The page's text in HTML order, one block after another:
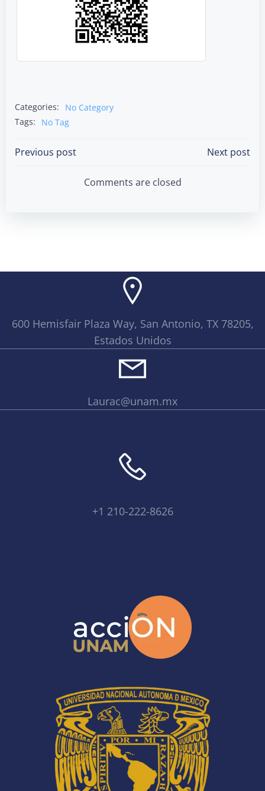
Categories:
No Category
Tags:
No Tag
Post
navigation
Previous post
navigation
Next post
Comments are closed
600 Hemisfair Plaza Way, San Antonio, TX 78205,
Estados Unidos
Laurac@unam.mx
+1 210-222-8626